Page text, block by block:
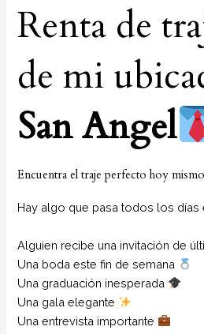
Renta de
de mi
San Angel
Encuentra el traje perfecto hoy
Hay algo que pasa todos los días
Alguien recibe una invitación de
Una boda este fin de semana
Una graduación inesperada
Una gala elegante
Una entrevista importante